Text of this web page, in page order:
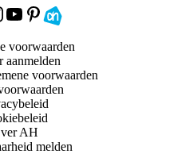
voorwaarden
aanmelden
voorwaarden
AH
melden